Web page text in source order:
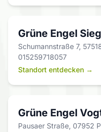
Grüne Engel
Schumannstraße 7,
015259718057
Standort entdecken →
Grüne Engel
Pausaer Straße, 07952